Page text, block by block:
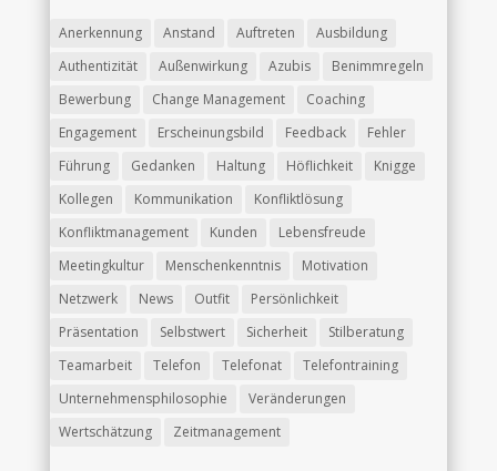
Anerkennung Anstand Auftreten
Ausbildung
Authentizität
Außenwirkung Azubis
Benimmregeln
Bewerbung
Change Management
Coaching
Engagement
Erscheinungsbild Feedback
Fehler
Führung
Gedanken Haltung Höflichkeit
Knigge
Kollegen
Kommunikation
Konfliktlösung
Konfliktmanagement
Kunden
Lebensfreude
Meetingkultur
Menschenkenntnis
Motivation
Netzwerk
News Outfit
Persönlichkeit
Präsentation
Selbstwert Sicherheit
Stilberatung
Teamarbeit
Telefon Telefonat
Telefontraining
Unternehmensphilosophie
Veränderungen
Wertschätzung
Zeitmanagement